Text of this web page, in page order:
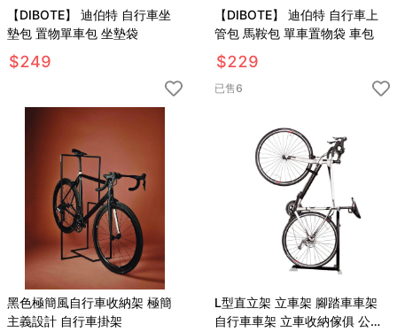
【DIBOTE】 迪伯特 自行車坐
墊包 置物單車包 坐墊袋
$249
【DIBOTE】 迪伯特 自行車上
管包 馬鞍包 單車置物袋 車包
$229
已售6
黑色極簡風自行車收納架 極簡
主義設計 自行車掛架
L型直立架 立車架 腳踏車車架
自行車車架 立車收納傢俱 公路